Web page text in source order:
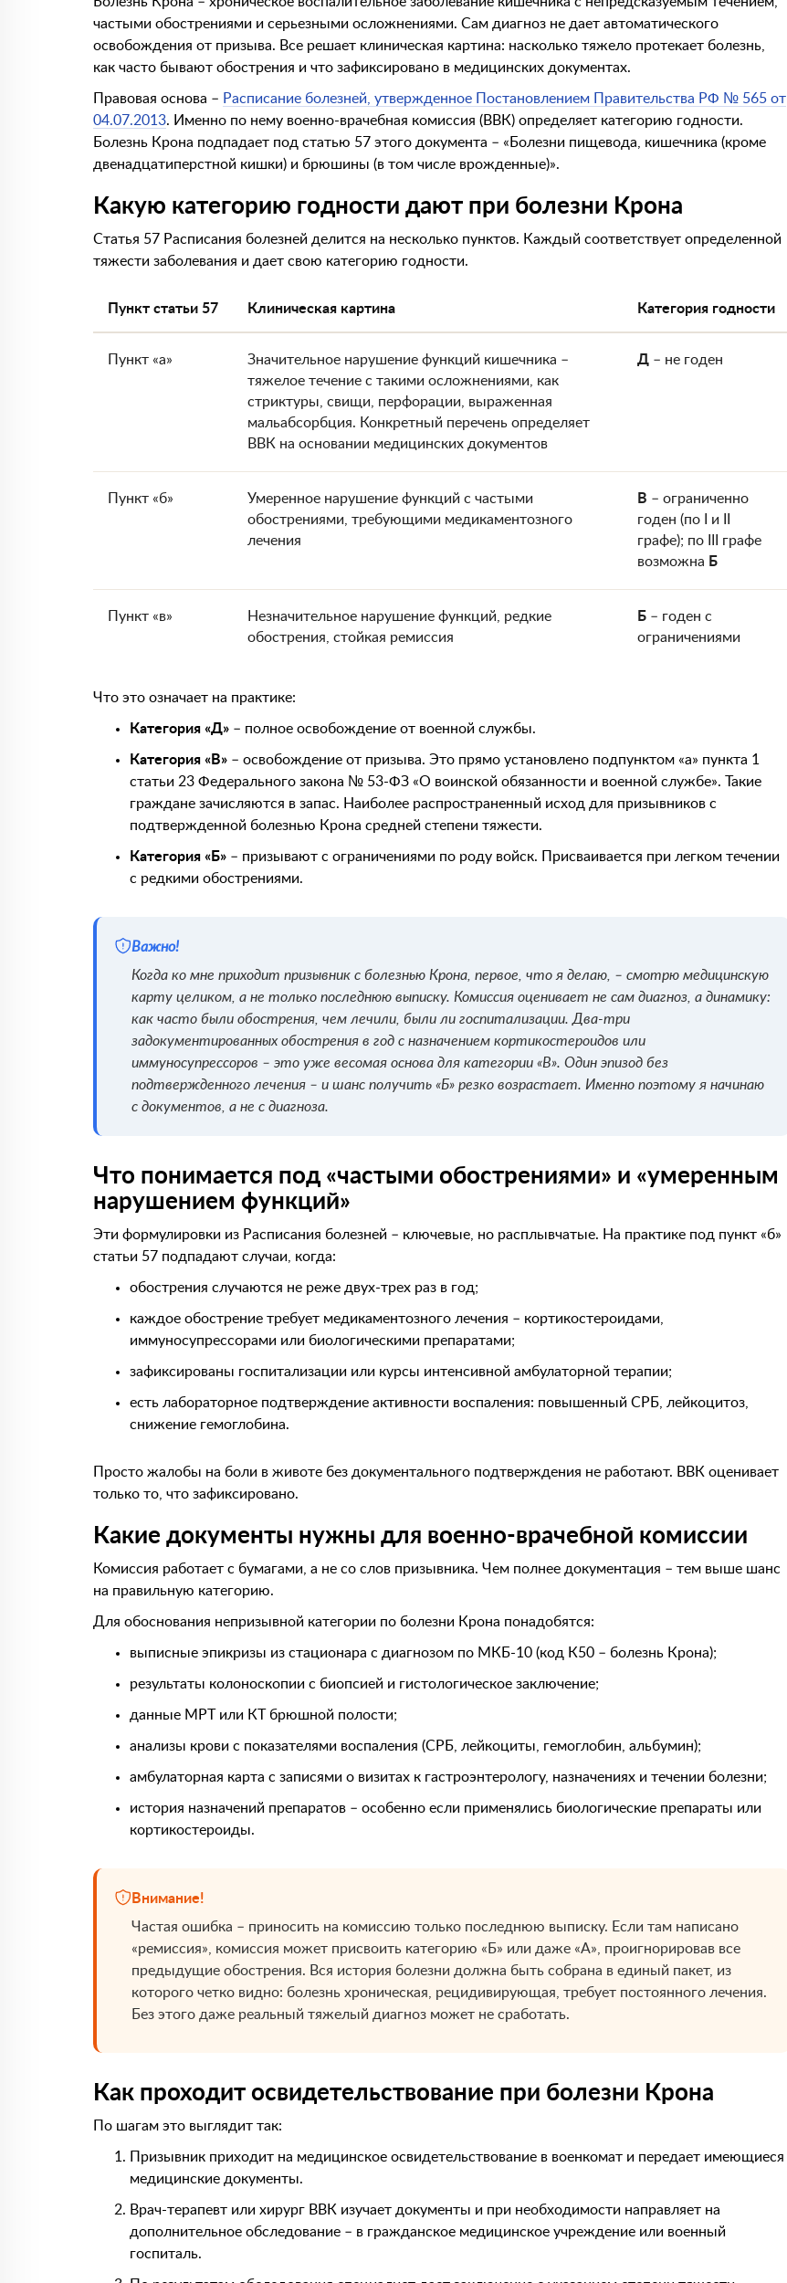
частыми обострениями и серьезными осложнениями. Сам диагноз не дает автоматического
освобождения от призыва. Все решает клиническая картина: насколько тяжело протекает болезнь,
как часто бывают обострения и что зафиксировано в медицинских документах.
Правовая основа – Расписание болезней, утвержденное Постановлением Правительства РФ № 565 от
04.07.2013. Именно по нему военно-врачебная комиссия (ВВК) определяет категорию годности.
Болезнь Крона подпадает под статью 57 этого документа – «Болезни пищевода, кишечника (кроме
двенадцатиперстной кишки) и брюшины (в том числе врожденные)».
Какую категорию годности дают при болезни Крона
Статья 57 Расписания болезней делится на несколько пунктов. Каждый соответствует определенной
тяжести заболевания и дает свою категорию годности.
Пункт статьи 57 Клиническая картина Категория годности
Пункт «а»
Значительное нарушение функций кишечника –
тяжелое течение с такими осложнениями, как
стриктуры, свищи, перфорации, выраженная
мальабсорбция. Конкретный перечень определяет
ВВК на основании медицинских документов
Д – не годен
Пункт «б»
Умеренное нарушение функций с частыми
обострениями, требующими медикаментозного
лечения
В – ограниченно
годен (по I и II
графе); по III графе
возможна Б
Пункт «в»
Незначительное нарушение функций, редкие
обострения, стойкая ремиссия
Б – годен с
ограничениями
Что это означает на практике:
Категория «Д» – полное освобождение от военной службы.
Категория «В» – освобождение от призыва. Это прямо установлено подпунктом «а» пункта 1
статьи 23 Федерального закона № 53-ФЗ «О воинской обязанности и военной службе». Такие
граждане зачисляются в запас. Наиболее распространенный исход для призывников с
подтвержденной болезнью Крона средней степени тяжести.
Категория «Б» – призывают с ограничениями по роду войск. Присваивается при легком течении
с редкими обострениями.
Важно!
Когда ко мне приходит призывник с болезнью Крона, первое, что я делаю, – смотрю медицинскую
карту целиком, а не только последнюю выписку. Комиссия оценивает не сам диагноз, а динамику:
как часто были обострения, чем лечили, были ли госпитализации. Два-три
задокументированных обострения в год с назначением кортикостероидов или
иммуносупрессоров – это уже весомая основа для категории «В». Один эпизод без
подтвержденного лечения – и шанс получить «Б» резко возрастает. Именно поэтому я начинаю
с документов, а не с диагноза.
Что понимается под «частыми обострениями» и «умеренным
нарушением функций»
Эти формулировки из Расписания болезней – ключевые, но расплывчатые. На практике под пункт «б»
статьи 57 подпадают случаи, когда:
обострения случаются не реже двух-трех раз в год;
каждое обострение требует медикаментозного лечения – кортикостероидами,
иммуносупрессорами или биологическими препаратами;
зафиксированы госпитализации или курсы интенсивной амбулаторной терапии;
есть лабораторное подтверждение активности воспаления: повышенный СРБ, лейкоцитоз,
снижение гемоглобина.
Просто жалобы на боли в животе без документального подтверждения не работают. ВВК оценивает
только то, что зафиксировано.
Какие документы нужны для военно-врачебной комиссии
Комиссия работает с бумагами, а не со слов призывника. Чем полнее документация – тем выше шанс
на правильную категорию.
Для обоснования непризывной категории по болезни Крона понадобятся:
выписные эпикризы из стационара с диагнозом по МКБ-10 (код К50 – болезнь Крона);
результаты колоноскопии с биопсией и гистологическое заключение;
данные МРТ или КТ брюшной полости;
анализы крови с показателями воспаления (СРБ, лейкоциты, гемоглобин, альбумин);
амбулаторная карта с записями о визитах к гастроэнтерологу, назначениях и течении болезни;
история назначений препаратов – особенно если применялись биологические препараты или
кортикостероиды.
Внимание!
Частая ошибка – приносить на комиссию только последнюю выписку. Если там написано
«ремиссия», комиссия может присвоить категорию «Б» или даже «А», проигнорировав все
предыдущие обострения. Вся история болезни должна быть собрана в единый пакет, из
которого четко видно: болезнь хроническая, рецидивирующая, требует постоянного лечения.
Без этого даже реальный тяжелый диагноз может не сработать.
Как проходит освидетельствование при болезни Крона
По шагам это выглядит так:
Призывник приходит на медицинское освидетельствование в военкомат и передает имеющиеся
медицинские документы.
Врач-терапевт или хирург ВВК изучает документы и при необходимости направляет на
дополнительное обследование – в гражданское медицинское учреждение или военный
госпиталь.